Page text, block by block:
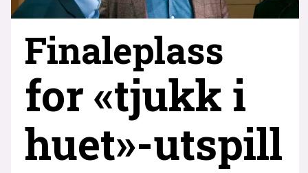
Finaleplass
for «tjukk i
huet»-utspill